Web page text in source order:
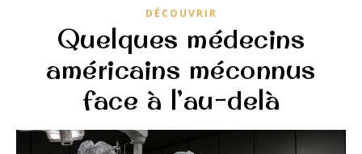
DÉCOUVRIR
Quelques médecins
américains méconnus
face à l’au-delà